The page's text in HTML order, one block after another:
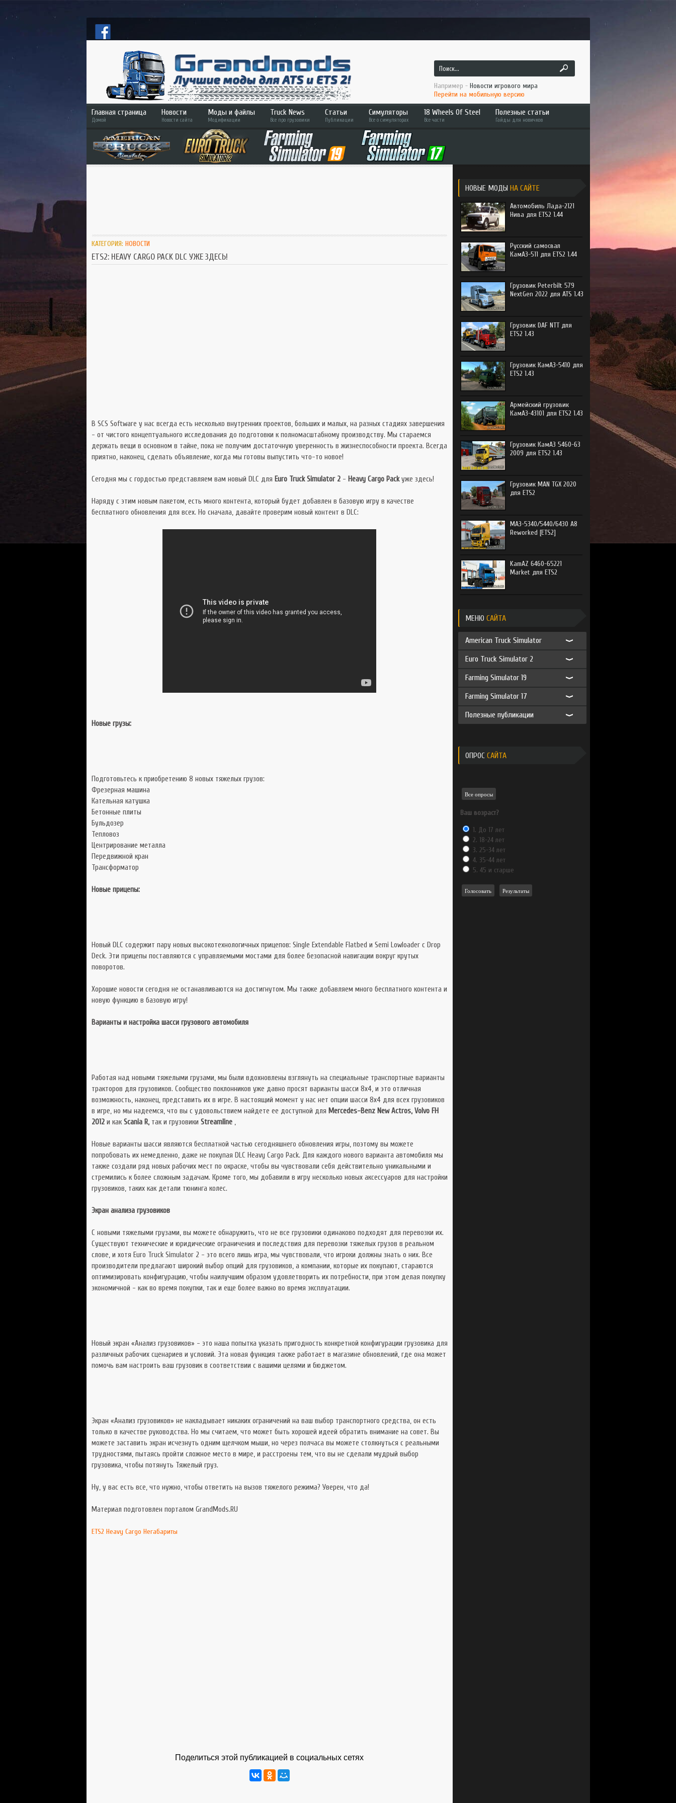
Например - Новости игрового мира
Перейти на мобильную версию
Главная страница
Домой
Новости
Новости сайта
Моды и файлы
Модификации
ETS 2
ATS
Truck News
Все про грузовики
Статьи
Публикации
Симуляторы
Все о симуляторах
ATS
Bus Simulator
18 Wheels Of Steel
Все части
Hard Truck
Across America
American Long Haul
Extreme Trucker
Extreme Trucker 2
Полезные статьи
Гайды для новичков
КАТЕГОРИЯ: НОВОСТИ
ETS2: HEAVY CARGO PACK DLC УЖЕ ЗДЕСЬ!
В SCS Software у нас всегда есть несколько внутренних проектов, больших и малых, на разных стадиях завершения
- от чистого концептуального исследования до подготовки к полномасштабному производству. Мы стараемся
держать вещи в основном в тайне, пока не получим достаточную уверенность в жизнеспособности проекта. Всегда
приятно, наконец, сделать объявление, когда мы готовы выпустить что-то новое!
Сегодня мы с гордостью представляем вам новый DLC для Euro Truck Simulator 2- Heavy Cargo Packуже здесь!
Наряду с этим новым пакетом, есть много контента, который будет добавлен в базовую игру в качестве
бесплатного обновления для всех. Но сначала, давайте проверим новый контент в DLC:
Новые грузы:
Подготовьтесь к приобретению 8 новых тяжелых грузов:
Фрезерная машина
Кательная катушка
Бетонные плиты
Бульдозер
Тепловоз
Центрирование металла
Передвижной кран
Трансформатор
Новые прицепы:
Новый DLC содержит пару новых высокотехнологичных прицепов: Single Extendable Flatbed и Semi Lowloader с Drop
Deck. Эти прицепы поставляются с управляемыми мостами для более безопасной навигации вокруг крутых
поворотов.
Хорошие новости сегодня не останавливаются на достигнутом. Мы также добавляем много бесплатного контента и
новую функцию в базовую игру!
Варианты и настройка шасси грузового автомобиля
Работая над новыми тяжелыми грузами, мы были вдохновлены взглянуть на специальные транспортные варианты
тракторов для грузовиков. Сообщество поклонников уже давно просят варианты шасси 8x4, и это отличная
возможность, наконец, представить их в игре. В настоящий момент у нас нет опции шасси 8x4 для всех грузовиков
в игре, но мы надеемся, что вы с удовольствием найдете ее доступной для Mercedes-Benz New Actros, Volvo FH
2012и какScania R,так и грузовики Streamline ,
Новые варианты шасси являются бесплатной частью сегодняшнего обновления игры, поэтому вы можете
попробовать их немедленно, даже не покупая DLC Heavy Cargo Pack. Для каждого нового варианта автомобиля мы
также создали ряд новых рабочих мест по окраске, чтобы вы чувствовали себя действительно уникальными и
стремились к более сложным задачам. Кроме того, мы добавили в игру несколько новых аксессуаров для настройки
грузовиков, таких как детали тюнинга колес.
Экран анализа грузовиков
С новыми тяжелыми грузами, вы можете обнаружить, что не все грузовики одинаково подходят для перевозки их.
Существуют технические и юридические ограничения и последствия для перевозки тяжелых грузов в реальном
слове, и хотя Euro Truck Simulator 2 - это всего лишь игра, мы чувствовали, что игроки должны знать о них. Все
производители предлагают широкий выбор опций для грузовиков, а компании, которые их покупают, стараются
оптимизировать конфигурацию, чтобы наилучшим образом удовлетворить их потребности, при этом делая покупку
экономичной - как во время покупки, так и еще более важно во время эксплуатации.
Новый экран «Анализ грузовиков» - это наша попытка указать пригодность конкретной конфигурации грузовика для
различных рабочих сценариев и условий. Эта новая функция также работает в магазине обновлений, где она может
помочь вам настроить ваш грузовик в соответствии с вашими целями и бюджетом.
Экран «Анализ грузовиков» не накладывает никаких ограничений на ваш выбор транспортного средства, он есть
только в качестве руководства. Но мы считаем, что может быть хорошей идеей обратить внимание на совет. Вы
можете заставить экран исчезнуть одним щелчком мыши, но через полчаса вы можете столкнуться с реальными
трудностями, пытаясь пройти сложное место в мире, и расстроены тем, что вы не сделали мудрый выбор
грузовика, чтобы потянуть Тяжелый груз.
Ну, у вас есть все, что нужно, чтобы ответить на вызов тяжелого режима? Уверен, что да!
Материал подготовлен порталом GrandMods.RU
ETS2 Heavy Cargo Негабариты
Поделиться этой публикацией в социальных сетях
НОВЫЕ МОДЫ НА САЙТЕ
Автомобиль Лада-2121
Нива для ETS2 1.44
Русский самосвал
КамАЗ-511 для ETS2 1.44
Грузовик Peterbilt 579
NextGen 2022 для ATS 1.43
Грузовик DAF NTT для
ETS2 1.43
Грузовик КамАЗ-5410 для
ETS2 1.43
Армейский грузовик
КамАЗ-43101 для ETS2 1.43
Грузовик КамАЗ 5460-63
2009 для ETS2 1.43
Грузовик MAN TGX 2020
для ETS2
МАЗ-5340/5440/6430 А8
Reworked [ETS2]
KamAZ 6460-65221
Market для ETS2
МЕНЮ САЙТА
American Truck Simulator
Euro Truck Simulator 2
Farming Simulator 19
Farming Simulator 17
Полезные публикации
ОПРОС САЙТА
Все опросы
Ваш возраст?
1. До 17 лет
2. 18-24 лет
3. 25-34 лет
4. 35-44 лет
5. 45 и старше
Голосовать Результаты